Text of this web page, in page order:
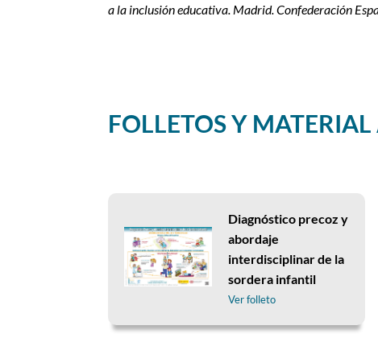
a la inclusión educativa. Madrid. Confederación
FOLLETOS Y
Diagnóstico precoz y
abordaje
interdisciplinar de la
sordera infantil
Ver folleto